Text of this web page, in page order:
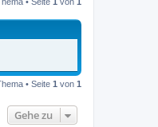
• Seite 1 von 1
Gehe zu